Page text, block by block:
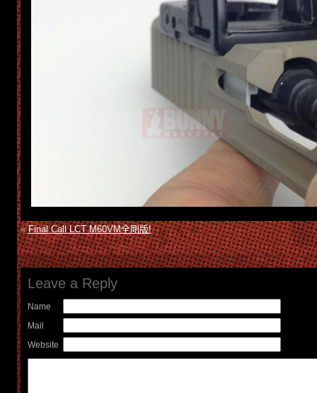
«Final Call LCT M60VM全剛版!
Leave a Reply
Name
Mail
Website